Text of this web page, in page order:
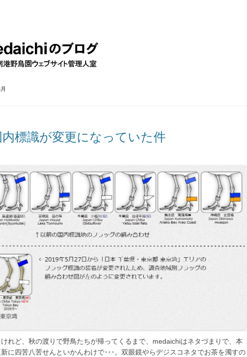
標識が変更になっていた件
れど、秋の渡りで野鳥たちが帰ってくるまで、medaichiはネタづまりで、本
に四苦八苦せんといかんわけで･･･。双眼鏡やらデジスコネタでお茶を濁すの